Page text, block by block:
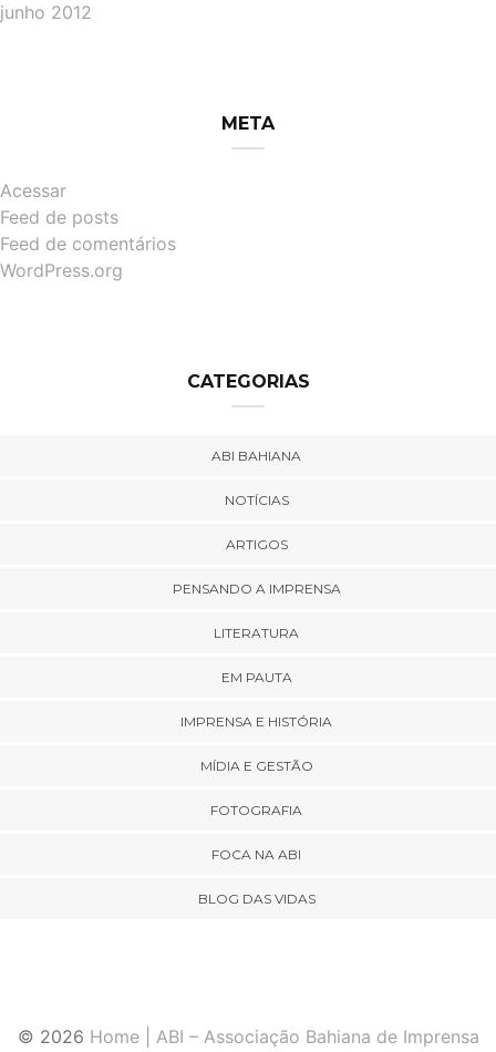
junho 2012
META
Acessar
Feed de posts
Feed de comentários
WordPress.org
CATEGORIAS
ABI BAHIANA
NOTÍCIAS
ARTIGOS
PENSANDO A IMPRENSA
LITERATURA
EM PAUTA
IMPRENSA E HISTÓRIA
MÍDIA E GESTÃO
FOTOGRAFIA
FOCA NA ABI
BLOG DAS VIDAS
© 2026 Home | ABI – Associação Bahiana de Imprensa